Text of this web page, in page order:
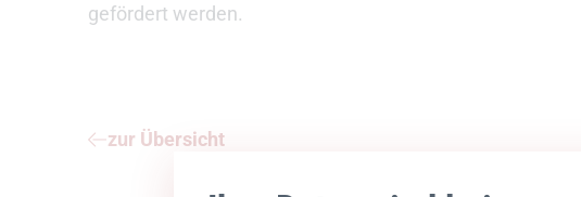
gefördert werden.
zur Übersicht